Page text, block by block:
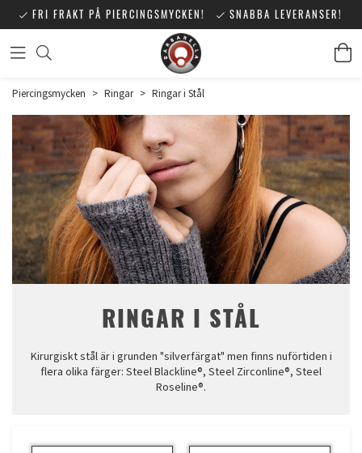
FRI FRAKT PÅ PIERCINGSMYCKEN! SNABBA LEVERANSER!
Piercingsmycken > Ringar > Ringar i Stål
RINGAR I STÅL
Kirurgiskt stål är i grunden "silverfärgat" men finns nuförtiden i
flera olika färger: Steel Blackline®, Steel Zirconline®, Steel
Roseline®.